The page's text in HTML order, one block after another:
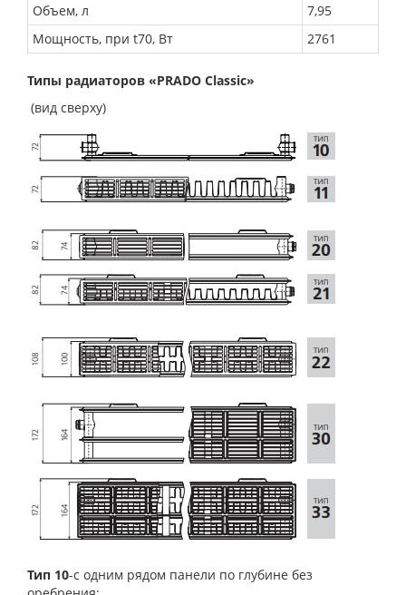
Объем, л
7,95
Мощность, при t70, Вт
2761
Типы радиаторов «PRADO Classic»
(вид сверху)
Тип 10-с одним рядом панели по глубине без